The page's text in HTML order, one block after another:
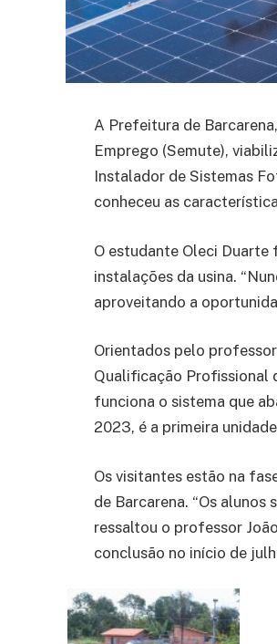
A Prefeitura de
Emprego (Semute),
Instalador de Sistemas
conheceu as
O estudante Oleci
instalações da usina.
aproveitando a
Orientados pelo
Qualificação Profissional
funciona o sistema que
2023, é a primeira
Os visitantes estão na
de Barcarena. “Os
ressaltou o professor
conclusão no início de